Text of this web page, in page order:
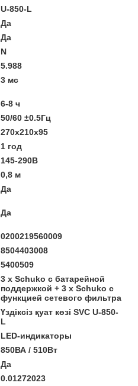
U-850-L
Да
Да
N
5.988
3 мс
6-8 ч
50/60 ±0.5Гц
270x210x95
1 год
145-290В
0,8 м
Да
Да
0200219560009
8504403008
5400509
3 х Schuko с батарейной
поддержкой + 3 х Schuko с
функцией сетевого фильтра
Үздіксіз қуат көзі SVC U-850-
L
LED-индикаторы
850ВА / 510Вт
Да
0.01272023